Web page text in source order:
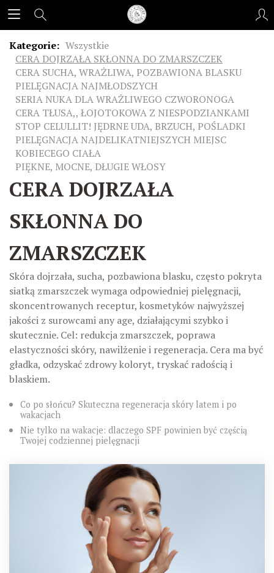
Kategorie: Wszystkie
CERA DOJRZAŁA SKŁONNA DO ZMARSZCZEK
CERA SUCHA, WRAŻLIWA, POZBAWIONA BLASKU
PIELĘGNACJA NAJMŁODSZYCH
SERIA NUKA DLA WRAŻLIWEGO CZWORONOGA
CERA TŁUSA,, ŁOJOTOKOWA Z NIESPODZIANKAMI
STOP CELULLIT! JĘDRNE UDA, BRZUCH, POŚLADKI
PIELĘGNACJA NAJDELIKATNIEJSZYCH MIEJSC
KOBIECEGO CIAŁA
PIĘKNE, MOCNE, DŁUGIE WŁOSY
CERA DOJRZAŁA
SKŁONNA DO
ZMARSZCZEK
Skóra dojrzała, sucha, pozbawiona blasku, często pokryta
siatką zmarszczek wymaga odpowiedniej pielęgnacji,
skoncentrowanych receptur, kosmetyków najwyższej
jakości z surowcami any age, działającymi szybko i
skutecznie. Cel: redukcja zmarszczek, poprawa
elastyczności skóry, nawilżenie i regeneracja. Cera ma być
gładka, odzyskać zdrowy koloryt, tryskać radością i
blaskiem.
Co po słońcu? Skuteczna regeneracja skóry latem i po
wakacjach
Nie tylko na wakacje: dlaczego SPF powinien być częścią
Twojej codziennej pielęgnacji